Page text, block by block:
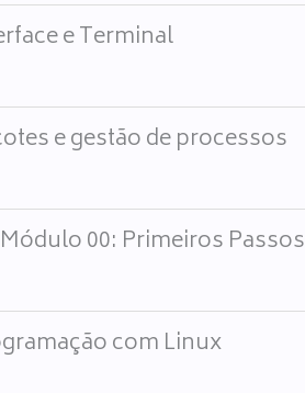
e Terminal
e gestão de processos
00: Primeiros Passos
com Linux